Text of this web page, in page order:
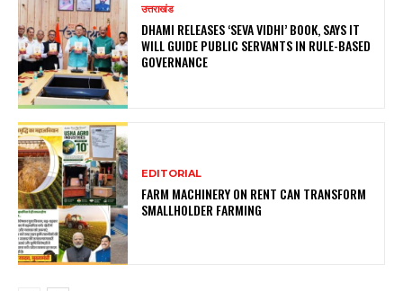
उत्तराखंड
DHAMI RELEASES ‘SEVA VIDHI’ BOOK, SAYS IT
WILL GUIDE PUBLIC SERVANTS IN RULE-BASED
GOVERNANCE
EDITORIAL
FARM MACHINERY ON RENT CAN TRANSFORM
SMALLHOLDER FARMING